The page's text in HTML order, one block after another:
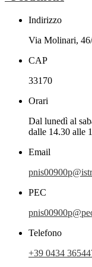
Indirizzo
Via Molinari,
CAP
33170
Orari
Dal lunedì al
dalle 14.30 alle
Email
PEC
Telefono
+39 0434